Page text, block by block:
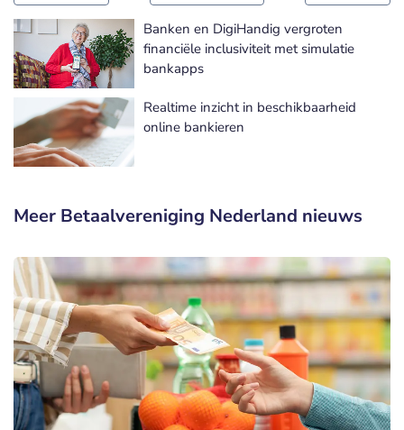
Banken en DigiHandig vergroten
financiële inclusiviteit met simulatie
bankapps
Realtime inzicht in beschikbaarheid
online bankieren
Meer Betaalvereniging Nederland nieuws